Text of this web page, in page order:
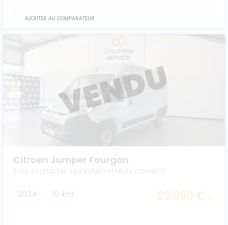
AJOUTER AU COMPARATEUR
Citroen Jumper Fourgon
TOLE 33 L2H2 140 S&S BVM6 PREMIUM CONNECT
2024 10 km 23 990 € HT